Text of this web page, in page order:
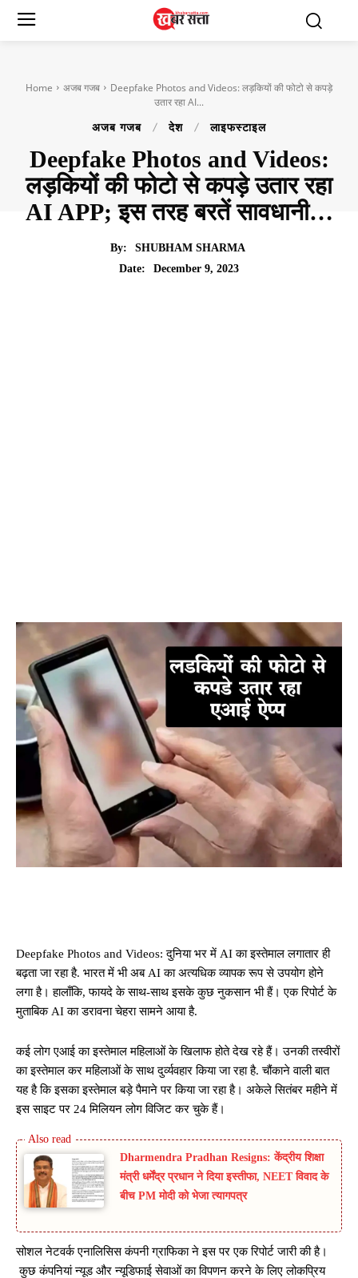
Home अजब गजब
Deepfake Photos and Videos: लड़कियों की फोटो से कपड़े
उतार रहा AI...
अजब गजब देश लाइफस्टाइल
Deepfake Photos and Videos:
लड़कियों की फोटो से कपड़े उतार रहा
AI APP; इस तरह बरतें सावधानी…
By:
SHUBHAM SHARMA
Date:
December 9, 2023
Deepfake Photos and Videos: दुनिया भर में AI का इस्तेमाल लगातार ही
बढ़ता जा रहा है. भारत में भी अब AI का अत्यधिक व्यापक रूप से उपयोग होने
लगा है। हालाँकि, फायदे के साथ-साथ इसके कुछ नुकसान भी हैं। एक रिपोर्ट के
मुताबिक AI का डरावना चेहरा सामने आया है.
कई लोग एआई का इस्तेमाल महिलाओं के खिलाफ होते देख रहे हैं। उनकी तस्वीरों
का इस्तेमाल कर महिलाओं के साथ दुर्व्यवहार किया जा रहा है. चौंकाने वाली बात
यह है कि इसका इस्तेमाल बड़े पैमाने पर किया जा रहा है। अकेले सितंबर महीने में
इस साइट पर 24 मिलियन लोग विजिट कर चुके हैं।
Dharmendra Pradhan Resigns: केंद्रीय शिक्षा
मंत्री धर्मेंद्र प्रधान ने दिया इस्तीफा, NEET विवाद के
बीच PM मोदी को भेजा त्यागपत्र
सोशल नेटवर्क एनालिसिस कंपनी ग्राफिका ने इस पर एक रिपोर्ट जारी की है।
कुछ कंपनियां न्यूड और न्यूडिफाई सेवाओं का विपणन करने के लिए लोकप्रिय